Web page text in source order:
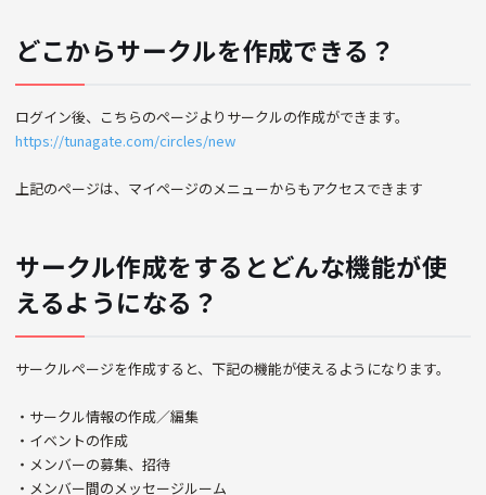
どこからサークルを作成できる？
ログイン後、こちらのページよりサークルの作成ができます。
https://tunagate.com/circles/new
上記のページは、マイページのメニューからもアクセスできます
サークル作成をするとどんな機能が使
えるようになる？
サークルページを作成すると、下記の機能が使えるようになります。
・サークル情報の作成／編集
・イベントの作成
・メンバーの募集、招待
・メンバー間のメッセージルーム